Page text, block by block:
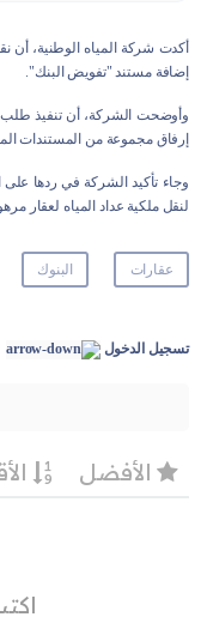
أكدت شركة المياه الوطنية، أن
إضافة مستند "تفويض البنك".
وأوضحت الشركة، أن تنفيذ طلب
إرفاق مجموعة من المستندات
وجاء تأكيد الشركة في ردها
لنقل ملكية عداد المياه لعقار
عقارات البنوك
تسجيل الدخول